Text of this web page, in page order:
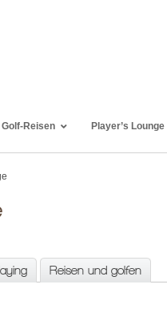
Golf-Reisen Player’s Lounge
Reisen und golfen